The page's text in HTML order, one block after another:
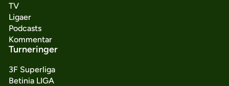
TV
Ligaer
Podcasts
Kommentar
Turneringer
3F Superliga
Betinia LIGA